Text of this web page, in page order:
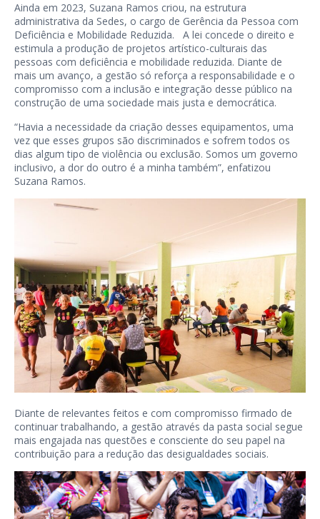
Ainda em 2023, Suzana Ramos criou, na estrutura
administrativa da Sedes, o cargo de Gerência da Pessoa com
Deficiência e Mobilidade Reduzida. A lei concede o direito e
estimula a produção de projetos artístico-culturais das
pessoas com deficiência e mobilidade reduzida. Diante de
mais um avanço, a gestão só reforça a responsabilidade e o
compromisso com a inclusão e integração desse público na
construção de uma sociedade mais justa e democrática.
“Havia a necessidade da criação desses equipamentos, uma
vez que esses grupos são discriminados e sofrem todos os
dias algum tipo de violência ou exclusão. Somos um governo
inclusivo, a dor do outro é a minha também”, enfatizou
Suzana Ramos.
Diante de relevantes feitos e com compromisso firmado de
continuar trabalhando, a gestão através da pasta social segue
mais engajada nas questões e consciente do seu papel na
contribuição para a redução das desigualdades sociais.